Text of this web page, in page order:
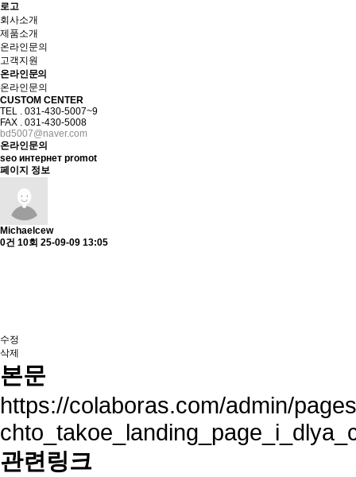
로고
회사소개
제품소개
온라인문의
고객지원
온라인문의
온라인문의
CUSTOM CENTER
TEL . 031-430-5007~9
FAX . 031-430-5008
bd5007@naver.com
온라인문의
seo интернет promot
페이지 정보
Michaelcew
0건 10회 25-09-09 13:05
수정
삭제
본문
https://colaboras.com/admin/
관련링크